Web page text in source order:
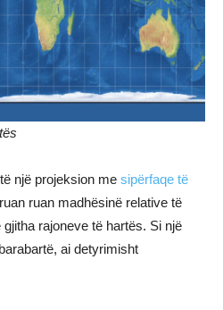
një projeksion me sipërfaqe të
ruan madhësinë relative të
rajoneve të hartës. Si një
ai detyrimisht